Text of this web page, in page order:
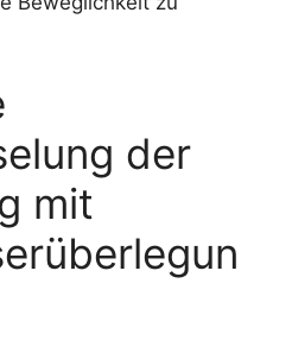
der
mit